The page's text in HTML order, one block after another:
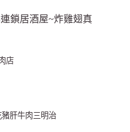
鎖居酒屋~炸雞翅真
店
豬肝牛肉三明治